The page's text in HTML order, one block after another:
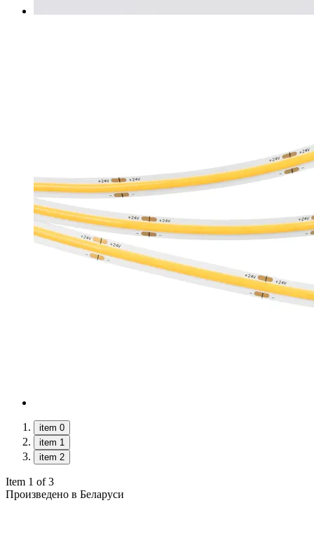
item 0
item 1
item 2
Item 1 of 3
Произведено в Беларуси